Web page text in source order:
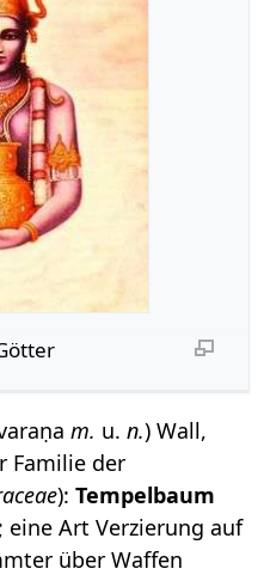
m. u.n.) Wall,
Familie der
):Tempelbaum
eine Art Verzierung auf
über Waffen